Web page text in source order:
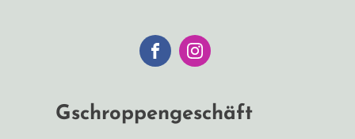
Gschroppengeschäft